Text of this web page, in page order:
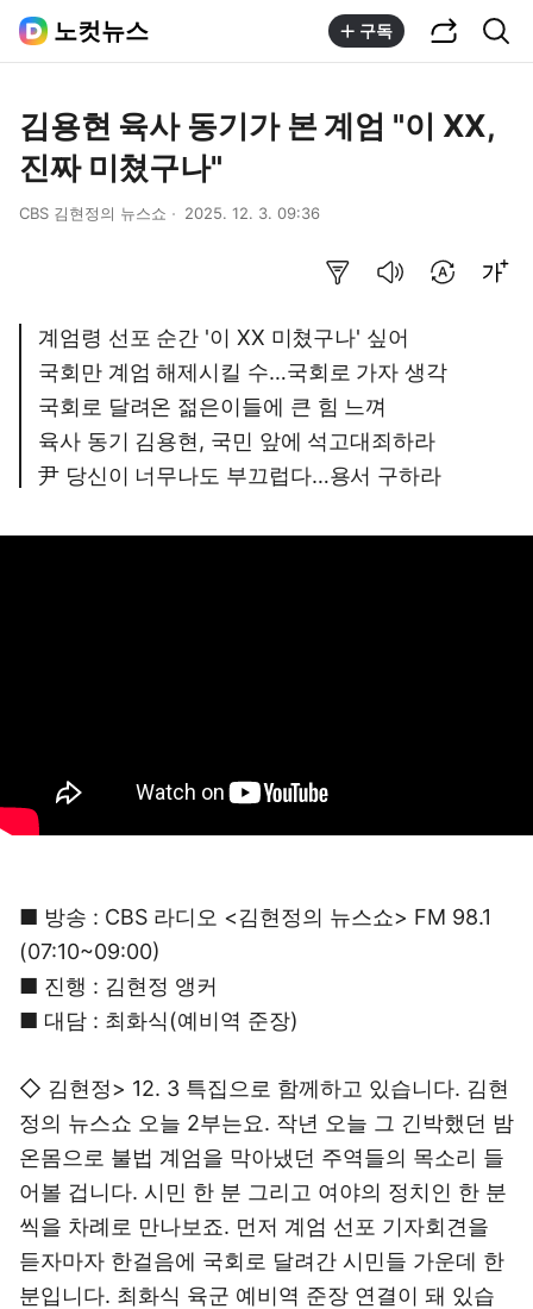
노컷뉴스 구독
김용현 육사 동기가 본 계엄 "이 XX,
진짜 미쳤구나"
CBS 김현정의 뉴스쇼 2025. 12. 3. 09:36
계엄령 선포 순간 '이 XX 미쳤구나' 싶어
국회만 계엄 해제시킬 수…국회로 가자 생각
국회로 달려온 젊은이들에 큰 힘 느껴
육사 동기 김용현, 국민 앞에 석고대죄하라
尹 당신이 너무나도 부끄럽다…용서 구하라
■ 방송 : CBS 라디오 <김현정의 뉴스쇼> FM 98.1
(07:10~09:00)
■ 진행 : 김현정 앵커
■ 대담 : 최화식(예비역 준장)
◇ 김현정> 12. 3 특집으로 함께하고 있습니다. 김현
정의 뉴스쇼 오늘 2부는요. 작년 오늘 그 긴박했던 밤
온몸으로 불법 계엄을 막아냈던 주역들의 목소리 들
어볼 겁니다. 시민 한 분 그리고 여야의 정치인 한 분
씩을 차례로 만나보죠. 먼저 계엄 선포 기자회견을
듣자마자 한걸음에 국회로 달려간 시민들 가운데 한
분입니다. 최화식 육군 예비역 준장 연결이 돼 있습